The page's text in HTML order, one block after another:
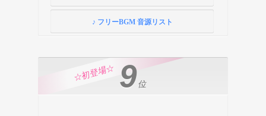
♪ フリーBGM 音源リスト
9位
☆初登場☆